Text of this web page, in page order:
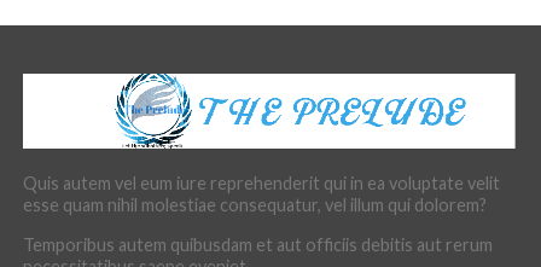
Quis autem vel eum iure reprehenderit qui in ea voluptate velit
esse quam nihil molestiae consequatur, vel illum qui dolorem?
Temporibus autem quibusdam et aut officiis debitis aut rerum